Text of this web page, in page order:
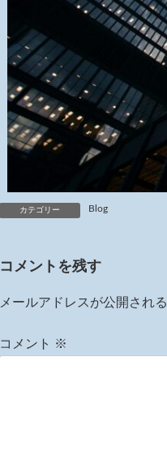
カテゴリー Blog
コメントを残す
メールアドレスが公開され
コメント ※